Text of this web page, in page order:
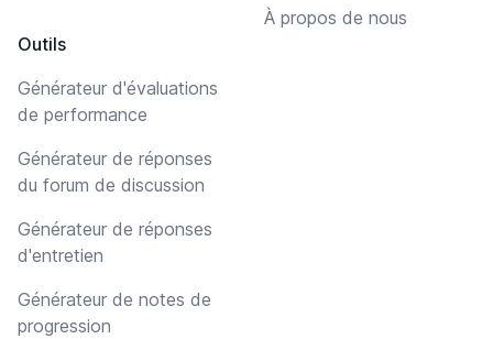
Outils
Générateur d'évaluations
de performance
Générateur de réponses
du forum de discussion
Générateur de réponses
d'entretien
Générateur de notes de
progression
À propos de nous